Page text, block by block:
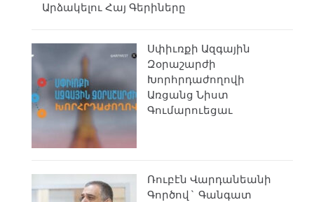
Արձակելու Հայ Գերիները
Սփիւռքի Ազգային
Զօրաշարժի
Խորհրդաժողովի
Առցանց Նիստ
Գումարուեցաւ
Ռուբէն Վարդանեանի
Գործով` Գանգատ